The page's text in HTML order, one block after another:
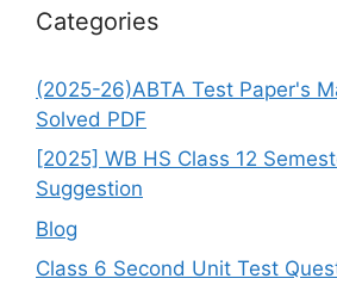
Categories
(2025-26)ABTA Test Paper's
Solved PDF
[2025] WB HS Class 12
Suggestion
Blog
Class 6 Second Unit Test